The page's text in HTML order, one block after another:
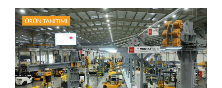
ÜRÜN TANITIMI